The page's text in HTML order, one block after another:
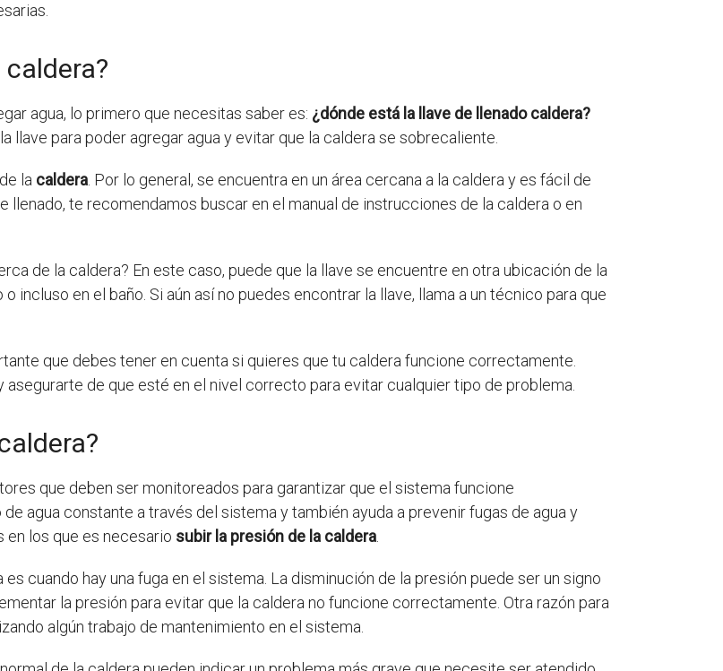
agua, lo primero que necesitas saber es: ¿dónde está la llave de llenado caldera?
para poder agregar agua y evitar que la caldera se sobrecaliente.
la caldera . Por lo general, se encuentra en un área cercana a la caldera y es fácil de
llenado, te recomendamos buscar en el manual de instrucciones de la caldera o en
de la caldera? En este caso, puede que la llave se encuentre en otra ubicación de la
incluso en el baño. Si aún así no puedes encontrar la llave, llama a un técnico para que
que debes tener en cuenta si quieres que tu caldera funcione correctamente.
de que esté en el nivel correcto para evitar cualquier tipo de problema.
que deben ser monitoreados para garantizar que el sistema funcione
de agua constante a través del sistema y también ayuda a prevenir fugas de agua y
en los que es necesario subir la presión de la caldera
cuando hay una fuga en el sistema. La disminución de la presión puede ser un signo
la presión para evitar que la caldera no funcione correctamente. Otra razón para
algún trabajo de mantenimiento en el sistema.